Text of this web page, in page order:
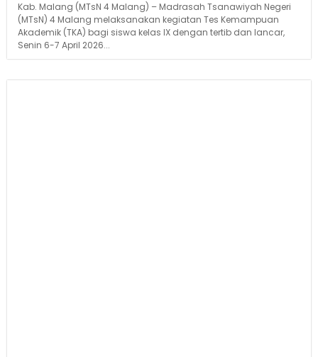
Kab. Malang (MTsN 4 Malang) – Madrasah Tsanawiyah Negeri
(MTsN) 4 Malang melaksanakan kegiatan Tes Kemampuan
Akademik (TKA) bagi siswa kelas IX dengan tertib dan lancar,
Senin 6-7 April 2026...